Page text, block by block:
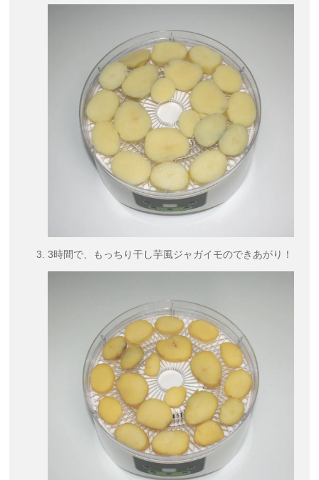
3時間で、もっちり干し芋風ジャガイモのできあがり！